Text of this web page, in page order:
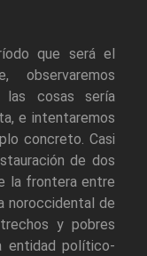
que será el
observaremos
las cosas sería
e intentaremos
concreto. Casi
de dos
la frontera entre
noroccidental de
y pobres
entidad político-